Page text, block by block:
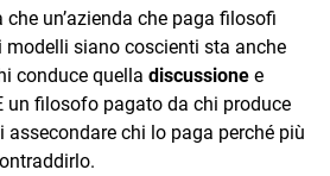
che un’azienda che paga filosofi
modelli siano coscienti sta anche
conduce quella discussione e
un filosofo pagato da chi produce
chi lo paga perché più